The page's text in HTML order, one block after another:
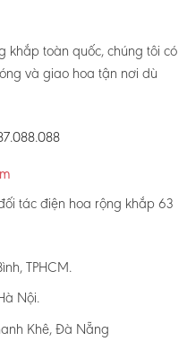
khắp toàn quốc, chúng tôi có
và giao hoa tận nơi dù
tác điện hoa rộng khắp 63
TPHCM.
Nội.
Khê, Đà Nẵng